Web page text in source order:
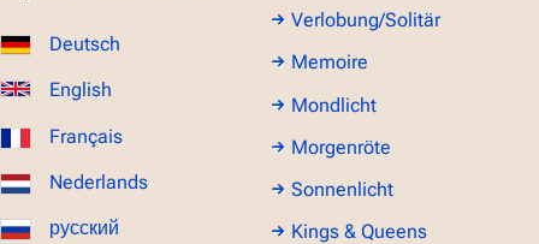
Deutsch
English
Français
Nederlands
русский
Verlobung/Solitär
Memoire
Mondlicht
Morgenröte
Sonnenlicht
Kings & Queens